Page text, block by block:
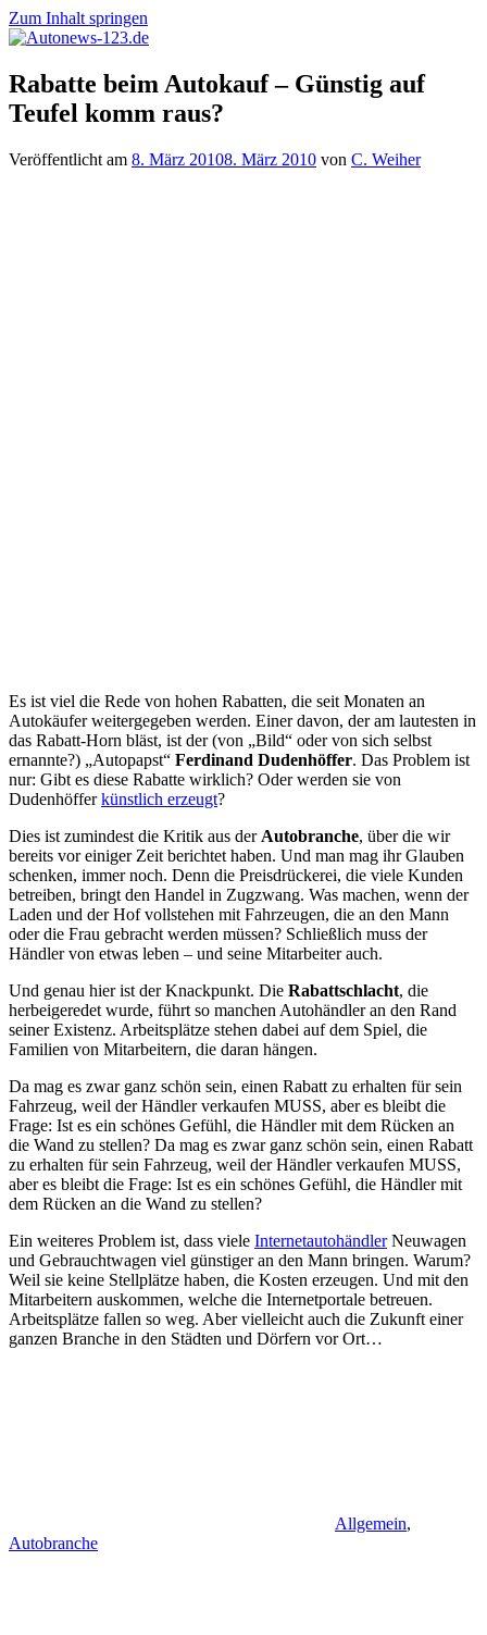
Zum Inhalt springen
Autonews-
123.de
Autonews
mit
Charme
Rabatte beim Autokauf – Günstig auf
Teufel komm raus?
Veröffentlicht am 8. März 20108. März 2010 von C. Weiher
Es ist viel die Rede von hohen Rabatten, die seit Monaten an
Autokäufer weitergegeben werden. Einer davon, der am lautesten in
das Rabatt-Horn bläst, ist der (von „Bild“ oder von sich selbst
ernannte?) „Autopapst“ Ferdinand Dudenhöffer. Das Problem ist
nur: Gibt es diese Rabatte wirklich? Oder werden sie von
Dudenhöfferkünstlich erzeugt?
Dies ist zumindest die Kritik aus der Autobranche, über die wir
bereits vor einiger Zeit berichtet haben. Und man mag ihr Glauben
schenken, immer noch. Denn die Preisdrückerei, die viele Kunden
betreiben, bringt den Handel in Zugzwang. Was machen, wenn der
Laden und der Hof vollstehen mit Fahrzeugen, die an den Mann
oder die Frau gebracht werden müssen? Schließlich muss der
Händler von etwas leben – und seine Mitarbeiter auch.
Und genau hier ist der Knackpunkt. Die Rabattschlacht, die
herbeigeredet wurde, führt so manchen Autohändler an den Rand
seiner Existenz. Arbeitsplätze stehen dabei auf dem Spiel, die
Familien von Mitarbeitern, die daran hängen.
Da mag es zwar ganz schön sein, einen Rabatt zu erhalten für sein
Fahrzeug, weil der Händler verkaufen MUSS, aber es bleibt die
Frage: Ist es ein schönes Gefühl, die Händler mit dem Rücken an
die Wand zu stellen? Da mag es zwar ganz schön sein, einen Rabatt
zu erhalten für sein Fahrzeug, weil der Händler verkaufen MUSS,
aber es bleibt die Frage: Ist es ein schönes Gefühl, die Händler mit
dem Rücken an die Wand zu stellen?
Ein weiteres Problem ist, dass viele InternetautohändlerNeuwagen
und Gebrauchtwagen viel günstiger an den Mann bringen. Warum?
Weil sie keine Stellplätze haben, die Kosten erzeugen. Und mit den
Mitarbeitern auskommen, welche die Internetportale betreuen.
Arbeitsplätze fallen so weg. Aber vielleicht auch die Zukunft einer
ganzen Branche in den Städten und Dörfern vor Ort…
Allgemein,
Autobranche